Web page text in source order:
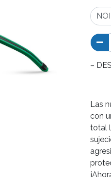
–
Las
con
total